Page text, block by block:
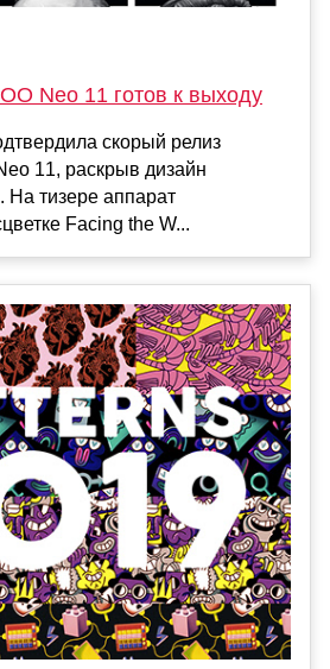
Neo 11 готов к выходу
скорый релиз
11, раскрыв дизайн
На тизере аппарат
Facing the W...